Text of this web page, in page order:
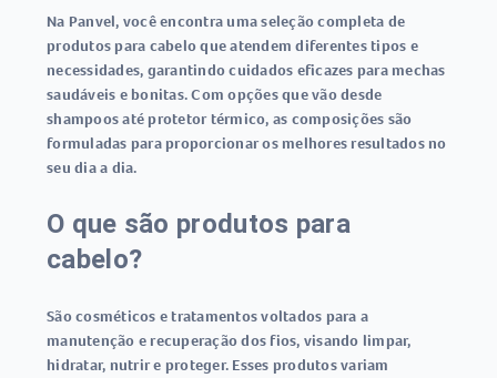
Na Panvel, você encontra uma seleção completa de
produtos para cabelo que atendem diferentes tipos e
necessidades, garantindo cuidados eficazes para mechas
saudáveis e bonitas. Com opções que vão desde
shampoos até protetor térmico, as composições são
formuladas para proporcionar os melhores resultados no
seu dia a dia.
O que são produtos para
cabelo?
São cosméticos e tratamentos voltados para a
manutenção e recuperação dos fios, visando limpar,
hidratar, nutrir e proteger. Esses produtos variam